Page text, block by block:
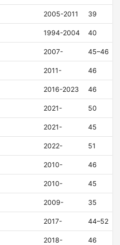
2005-2011 39
1994-2004 40
2007- 45–46
2011- 46
2016-2023 46
2021- 50
2021- 45
2022- 51
2010- 46
2010- 45
2009- 35
2017- 44–52
2018- 46